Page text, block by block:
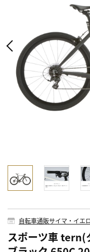
自転車通販サイマ・イエ
スポーツ車 tern(